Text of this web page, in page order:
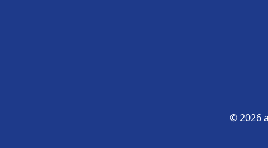
© 2026